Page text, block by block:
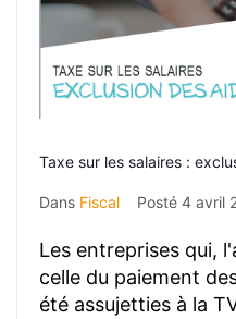
Taxe sur les salaires :
Dans Fiscal Posté 4 avril
Les entreprises qui,
celle du paiement
été assujetties à la